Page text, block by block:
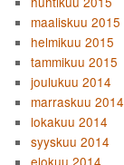
maaliskuu 2015
helmikuu 2015
tammikuu 2015
joulukuu 2014
marraskuu 2014
lokakuu 2014
syyskuu 2014
elokuu 2014